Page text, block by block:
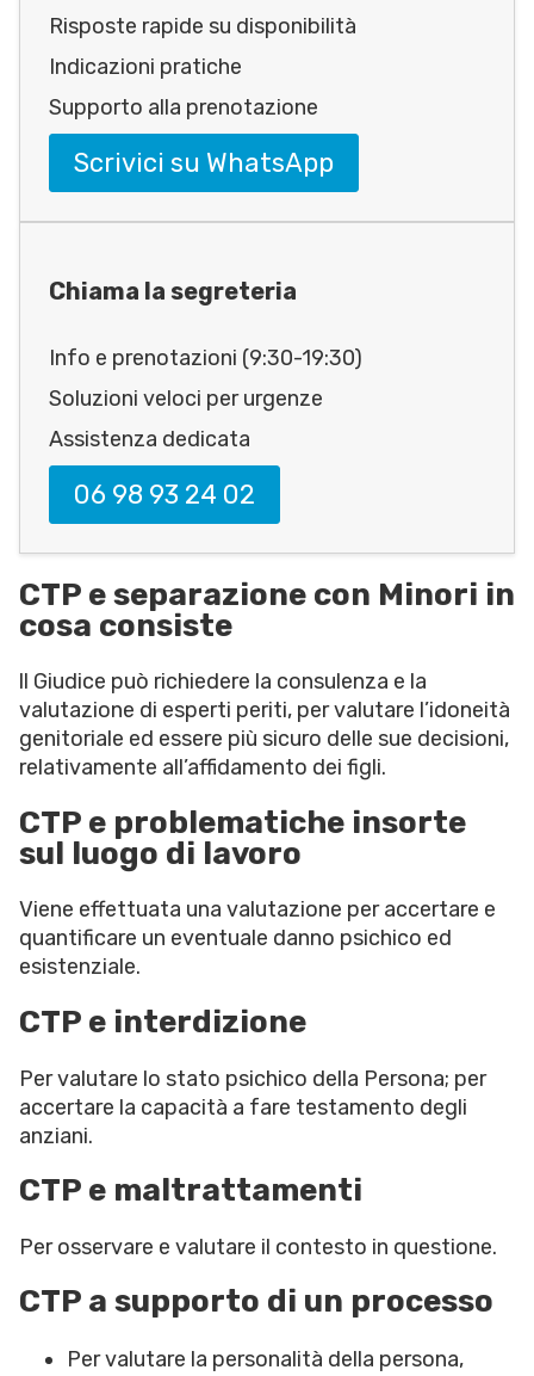
Risposte rapide su disponibilità
Indicazioni pratiche
Supporto alla prenotazione
Scrivici su WhatsApp
Chiama la segreteria
Info e prenotazioni (9:30-19:30)
Soluzioni veloci per urgenze
Assistenza dedicata
06 98 93 24 02
CTP e separazione con Minori in
cosa consiste
ll Giudice può richiedere la consulenza e la
valutazione di esperti periti, per valutare l’idoneità
genitoriale ed essere più sicuro delle sue decisioni,
relativamente all’affidamento dei figli.
CTP e problematiche insorte
sul luogo di lavoro
Viene effettuata una valutazione per accertare e
quantificare un eventuale danno psichico ed
esistenziale.
CTP e interdizione
Per valutare lo stato psichico della Persona; per
accertare la capacità a fare testamento degli
anziani.
CTP e maltrattamenti
Per osservare e valutare il contesto in questione.
CTP a supporto di un processo
Per valutare la personalità della persona,